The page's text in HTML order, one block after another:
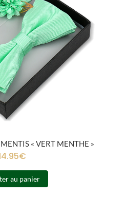
« VERT MENTHE »
€
au panier